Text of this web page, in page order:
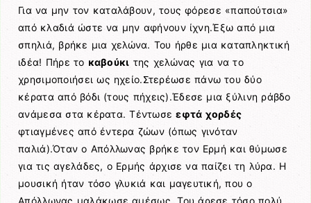
Για να μην τον καταλάβουν, τους φόρεσε «παπούτσια»
από κλαδιά ώστε να μην αφήνουν ίχνη.Έξω από μια
σπηλιά, βρήκε μια χελώνα. Του ήρθε μια καταπληκτική
ιδέα! Πήρε το καβούκι της χελώνας για να το
χρησιμοποιήσει ως ηχείο.Στερέωσε πάνω του δύο
κέρατα από βόδι (τους πήχεις).Έδεσε μια ξύλινη ράβδο
ανάμεσα στα κέρατα. Τέντωσεεφτά χορδές
φτιαγμένες από έντερα ζώων (όπως γινόταν
παλιά).Όταν ο Απόλλωνας βρήκε τον Ερμή και θύμωσε
για τις αγελάδες, ο Ερμής άρχισε να παίζει τη λύρα. Η
μουσική ήταν τόσο γλυκιά και μαγευτική, που ο